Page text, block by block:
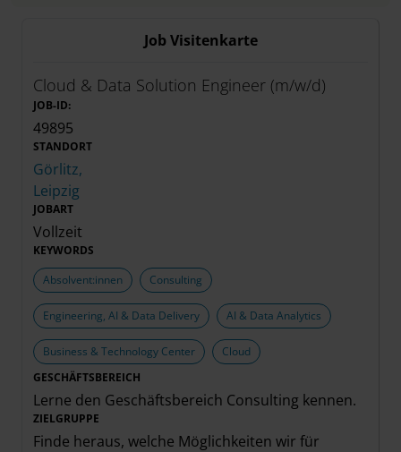
Job Visitenkarte
Cloud & Data Solution Engineer (m/w/d)
JOB-ID:
49895
STANDORT
Görlitz,
Leipzig
JOBART
Vollzeit
KEYWORDS
Absolvent:innen
Consulting
Engineering, AI & Data Delivery AI & Data Analytics
Business & Technology Center
Cloud
GESCHÄFTSBEREICH
Lerne den Geschäftsbereich Consulting kennen.
ZIELGRUPPE
Finde heraus, welche Möglichkeiten wir für